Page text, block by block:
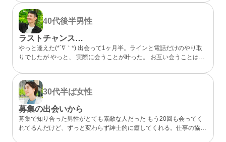
もお互い良い出会いを探したいですね
40代後半男性
ラストチャンス…
やっと逢えた(*´∇｀*) 出会って1ヶ月半。ラインと電話だけのやり取
りでしたが やっと、 実際に会うことが叶った。 お互い会うことは諦
の可愛い、 メガネの似合う、 タイプの方でした。 ホント、大切にし
たいと思った。 また会う約束もできた。 こんな僕と… ありがとう(*
´∇｀*)
30代半ば女性
募集の出会いから
募集で知り合った男性がとても素敵な人だった もう20回も会ってく
れてるんだけど、ずっと変わらず紳士的に癒してくれる。仕事の協力